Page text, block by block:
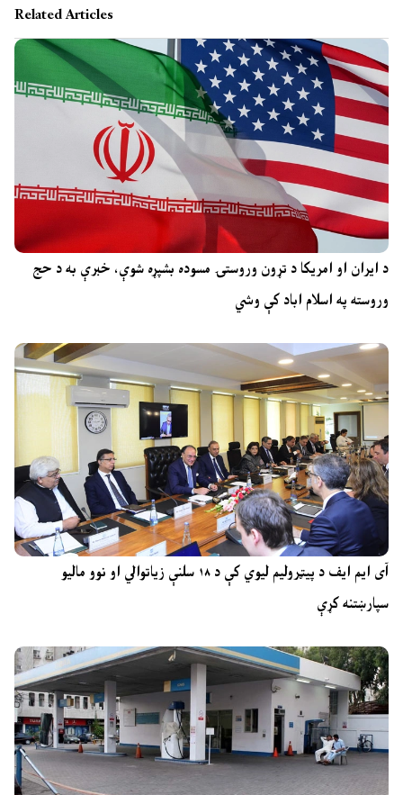
Related Articles
د ایران او امریکا د تړون وروستۍ مسوده بشپړه شوې، خبرې به د حج
وروسته په اسلام اباد کې وشي
آی ایم ایف د پیټرولیم لیوي کې د ۱۸ سلنې زیاتوالي او نوو مالیو
سپارښتنه کړې